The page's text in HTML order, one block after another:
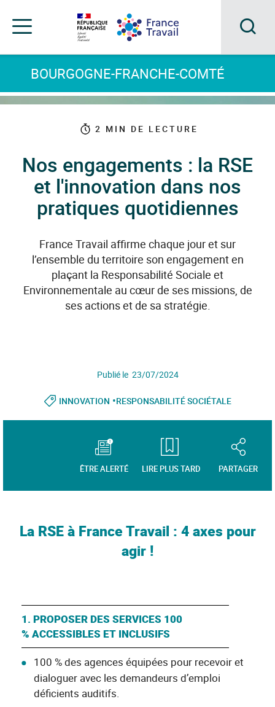
menu
contenu
pied
page
la
Menu
BOURGOGNE-FRANCHE-COMTÉ
2 MIN DE LECTURE
Nos engagements : la RSE
et l'innovation dans nos
pratiques quotidiennes
France Travail affirme chaque jour et sur
l’ensemble du territoire son engagement en
plaçant la Responsabilité Sociale et
Environnementale au cœur de ses missions, de
ses actions et de sa stratégie.
Publié le 23/07/2024
INNOVATION •RESPONSABILITÉ SOCIÉTALE
ÊTRE ALERTÉ LIRE PLUS TARD PARTAGER
La RSE à France Travail : 4 axes pour
agir !
1. PROPOSER DES SERVICES 100
% ACCESSIBLES ET INCLUSIFS
100 % des agences équipées pour recevoir et
dialoguer avec les demandeurs d’emploi
déficients auditifs.